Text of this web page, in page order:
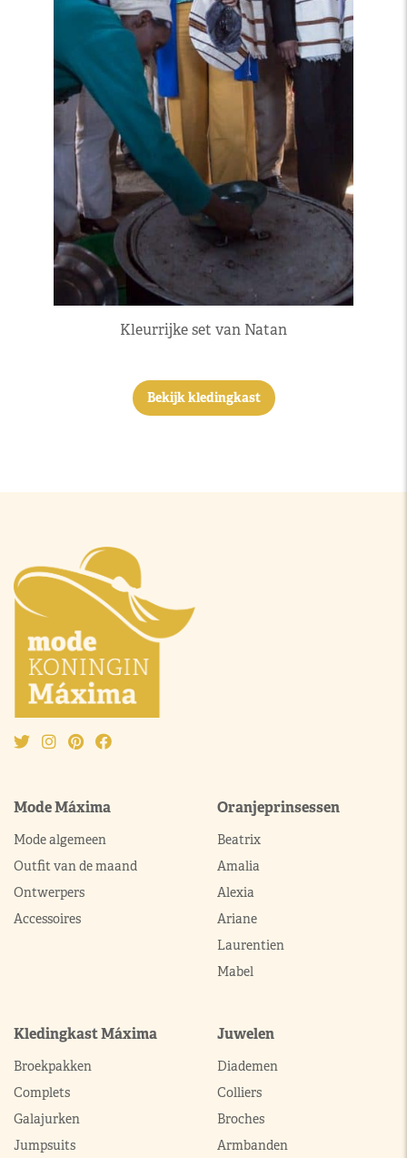
Kleurrijke set van Natan
Bekijk kledingkast
Mode Máxima
Mode algemeen
Outfit van de maand
Ontwerpers
Accessoires
Oranjeprinsessen
Beatrix
Amalia
Alexia
Ariane
Laurentien
Mabel
Kledingkast Máxima
Broekpakken
Complets
Galajurken
Jumpsuits
Juwelen
Diademen
Colliers
Broches
Armbanden